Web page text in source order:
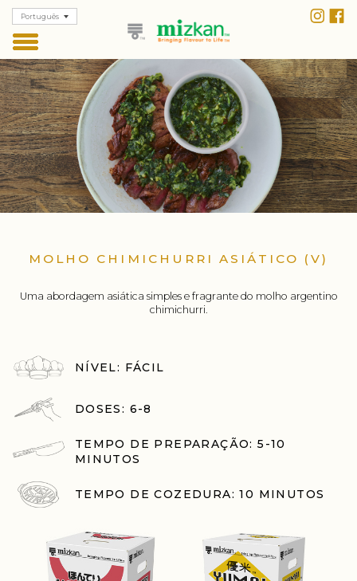
Português
MOLHO CHIMICHURRI ASIÁTICO (V)
Uma abordagem asiática simples e fragrante do molho argentino
chimichurri.
NÍVEL: FÁCIL
DOSES: 6-8
TEMPO DE PREPARAÇÃO: 5-10
MINUTOS
TEMPO DE COZEDURA: 10 MINUTOS